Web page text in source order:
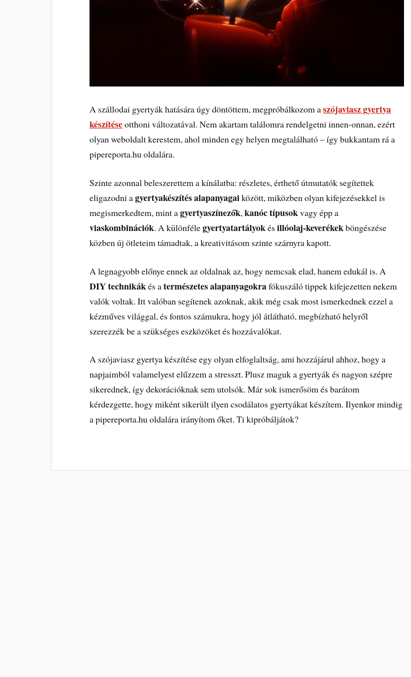
A szállodai gyertyák hatására úgy döntöttem, megpróbálkozom aszójaviasz gyertya
készítéseotthoni változatával. Nem akartam találomra rendelgetni innen-onnan, ezért
olyan weboldalt kerestem, ahol minden egy helyen megtalálható – így bukkantam rá a
pipereporta.hu oldalára.
Szinte azonnal beleszerettem a kínálatba: részletes, érthető útmutatók segítettek
eligazodni agyertyakészítés alapanyagaiközött, miközben olyan kifejezésekkel is
megismerkedtem, mint agyertyaszínezők,kanóc típusokvagy épp a
viaskombinációk. A különfélegyertyatartályokésillóolaj-keverékekböngészése
közben új ötleteim támadtak, a kreativitásom szinte szárnyra kapott.
A legnagyobb előnye ennek az oldalnak az, hogy nemcsak elad, hanem edukál is. A
DIY technikákés atermészetes alapanyagokrafókuszáló tippek kifejezetten nekem
valók voltak. Itt valóban segítenek azoknak, akik még csak most ismerkednek ezzel a
kézműves világgal, és fontos számukra, hogy jól átlátható, megbízható helyről
szerezzék be a szükséges eszközöket és hozzávalókat.
A szójaviasz gyertya készítése egy olyan elfoglaltság, ami hozzájárul ahhoz, hogy a
napjaimból valamelyest elűzzem a stresszt. Plusz maguk a gyertyák és nagyon szépre
sikerednek, így dekorációknak sem utolsók. Már sok ismerősöm és barátom
kérdezgette, hogy miként sikerült ilyen csodálatos gyertyákat készítem. Ilyenkor mindig
a pipereporta.hu oldalára irányítom őket. Ti kipróbáljátok?